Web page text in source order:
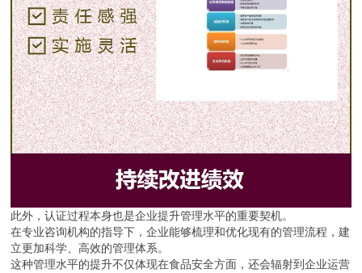
此外，认证过程本身也是企业提升管理水平的重要契机。
在专业咨询机构的指导下，企业能够梳理和优化现有的管理流程，建
立更加科学、高效的管理体系。
这种管理水平的提升不仅体现在食品安全方面，还会辐射到企业运营